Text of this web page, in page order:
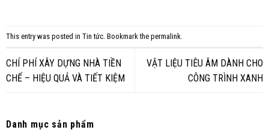
This entry was posted in Tin tức . Bookmark the permalink
CHÍ PHÍ XÂY DỰNG NHÀ TIỀN
CHẾ – HIỆU QUẢ VÀ TIẾT KIỆM
VẬT LIỆU TIÊU ÂM DÀNH CHO
CÔNG TRÌNH XANH
Danh mục sản phẩm